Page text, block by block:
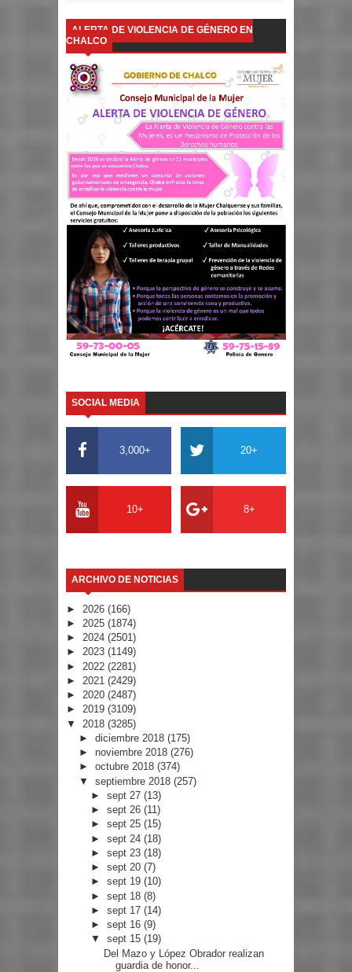
ALERTA DE VIOLENCIA DE GÉNERO EN
CHALCO
SOCIAL MEDIA
3,000+ 20+
10+ 8+
ARCHIVO DE NOTICIAS
► 2026 (166)
► 2025 (1874)
► 2024 (2501)
► 2023 (1149)
► 2022 (2281)
► 2021 (2429)
► 2020 (2487)
► 2019 (3109)
▼ 2018 (3285)
► diciembre 2018 (175)
► noviembre 2018 (276)
► octubre 2018 (374)
▼ septiembre 2018 (257)
►sept 27(13)
►sept 26(11)
►sept 25(15)
►sept 24(18)
►sept 23(18)
►sept 20(7)
►sept 19(10)
►sept 18(8)
►sept 17(14)
►sept 16(9)
▼sept 15(19)
Del Mazo y López Obrador realizan
guardia de honor...